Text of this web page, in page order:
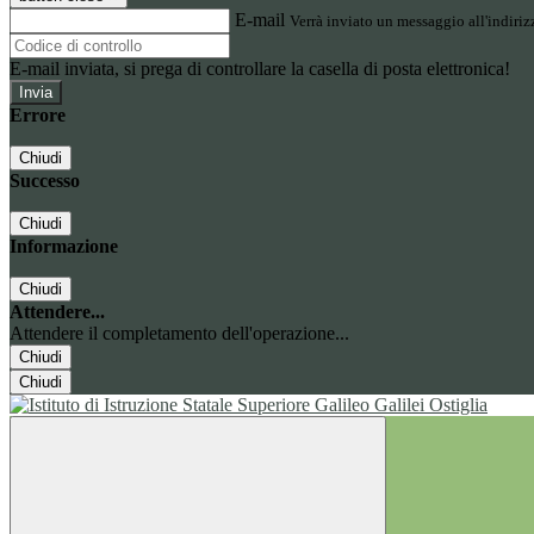
E-mail Verrà inviato un messaggio
E-mail inviata, si prega di controllare la casella di posta elettronica!
Errore
Chiudi
Successo
Chiudi
Informazione
Chiudi
Attendere...
Attendere il completamento dell'operazione...
Chiudi
Chiudi